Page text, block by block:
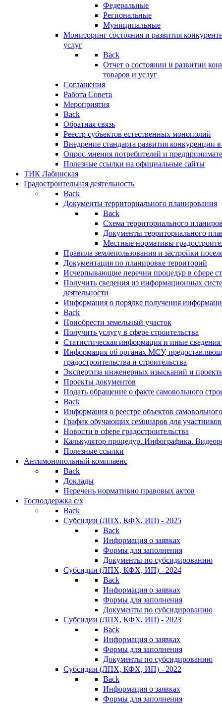
Федеральные
Региональные
Муниципальные
Мониторинг состояния и развития
услуг
Back
Отчет о состоянии и развитии
товаров и услуг
Соглашения
Работа Совета
Мероприятия
Back
Обратная связь
Реестр субъектов естественных монополий
Внедрение стандарта развития конкуренции
Опрос мнения потребителей и
Полезные ссылки на официальные сайты
ТИК Лабинская
Градостроительная деятельность
Back
Документы территориального планирования
Back
Схема территориального
Документы территориального
Местные нормативы
Правила землепользования и застройки
Документация по планировке территорий
Исчерпывающие перечни процедур в сфере
Получить сведения из информационных
деятельности
Информация о порядке получения
Back
Приобрести земельный участок
Получить услугу в сфере строительства
Статистическая информация и иные сведения
Информация об органах МСУ,
градостроительства и строительства
Экспертиза инженерных изысканий и
Проекты документов
Подать обращение о факте самовольного
Back
Информация о реестре объектов
График обучающих семинаров для участников
Новости в сфере градостроительства
Калькулятор процедур. Инфографика.
Полезные ссылки
Антимонопольный комплаенс
Back
Доклады
Перечень нормативно правовых актов
Господдержка с/х
Back
Субсидии (ЛПХ, КФХ, ИП) - 2025
Back
Информация о заявках
Формы для заполнения
Документы по субсидированию
Субсидии (ЛПХ, КФХ, ИП) - 2024
Back
Информация о заявках
Формы для заполнения
Документы по субсидированию
Субсидии (ЛПХ, КФХ, ИП) - 2023
Back
Информация о заявках
Формы для заполнения
Документы по субсидированию
Субсидии (ЛПХ, КФХ, ИП) - 2022
Back
Информация о заявках
Формы для заполнения